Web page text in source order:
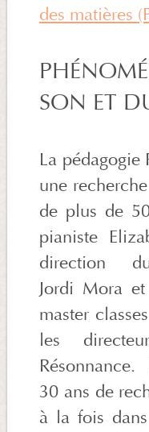
des matières
SON ET
La pédagogie
une
de plus de
pianiste
direction
Jordi Mora
master
les
30 ans de
à la fois